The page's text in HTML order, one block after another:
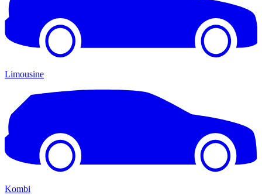
Limousine
Kombi